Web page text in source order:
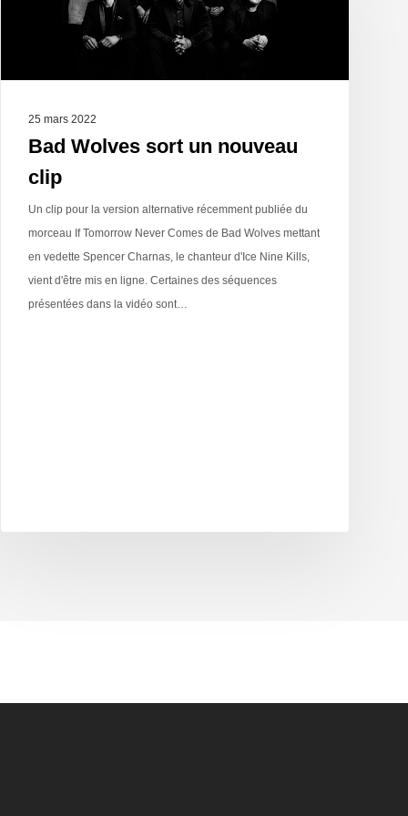
25 mars 2022
Bad Wolves sort un nouveau
clip
Un clip pour la version alternative récemment publiée du
morceau If Tomorrow Never Comes de Bad Wolves mettant
en vedette Spencer Charnas, le chanteur d'Ice Nine Kills,
vient d'être mis en ligne. Certaines des séquences
présentées dans la vidéo sont…